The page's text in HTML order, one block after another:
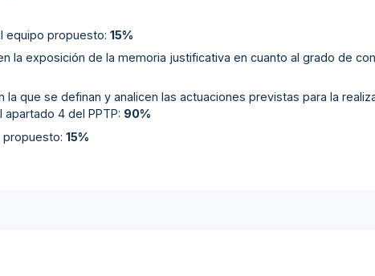
equipo propuesto: 15%
la exposición de la memoria justificativa en cuanto al grado de
la que se definan y analicen las actuaciones previstas para la
4 del PPTP: 90%
propuesto: 15%